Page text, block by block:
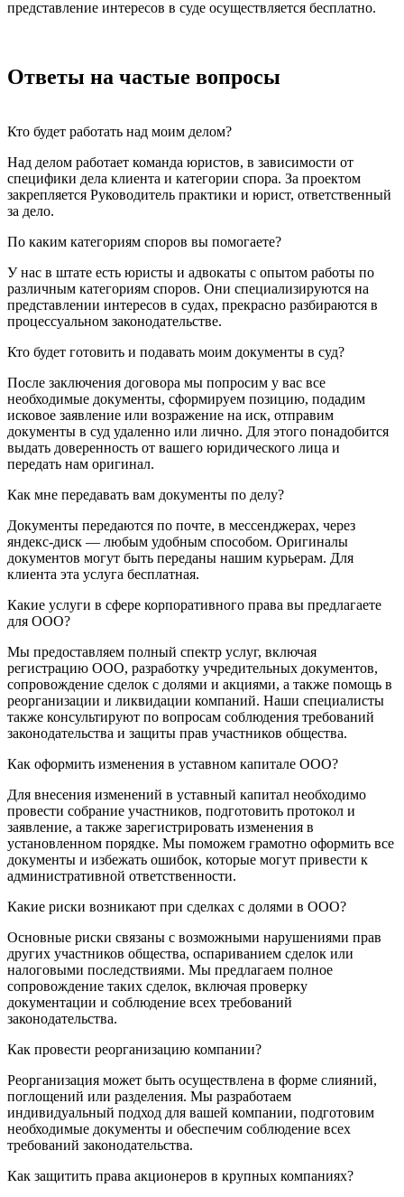
представление интересов в суде осуществляется бесплатно.
Ответы на частые вопросы
Кто будет работать над моим делом?
Над делом работает команда юристов, в зависимости от
специфики дела клиента и категории спора. За проектом
закрепляется Руководитель практики и юрист, ответственный
за дело.
По каким категориям споров вы помогаете?
У нас в штате есть юристы и адвокаты с опытом работы по
различным категориям споров. Они специализируются на
представлении интересов в судах, прекрасно разбираются в
процессуальном законодательстве.
Кто будет готовить и подавать моим документы в суд?
После заключения договора мы попросим у вас все
необходимые документы, сформируем позицию, подадим
исковое заявление или возражение на иск, отправим
документы в суд удаленно или лично. Для этого понадобится
выдать доверенность от вашего юридического лица и
передать нам оригинал.
Как мне передавать вам документы по делу?
Документы передаются по почте, в мессенджерах, через
яндекс-диск — любым удобным способом. Оригиналы
документов могут быть переданы нашим курьерам. Для
клиента эта услуга бесплатная.
Какие услуги в сфере корпоративного права вы предлагаете
для ООО?
Мы предоставляем полный спектр услуг, включая
регистрацию ООО, разработку учредительных документов,
сопровождение сделок с долями и акциями, а также помощь в
реорганизации и ликвидации компаний. Наши специалисты
также консультируют по вопросам соблюдения требований
законодательства и защиты прав участников общества.
Как оформить изменения в уставном капитале ООО?
Для внесения изменений в уставный капитал необходимо
провести собрание участников, подготовить протокол и
заявление, а также зарегистрировать изменения в
установленном порядке. Мы поможем грамотно оформить все
документы и избежать ошибок, которые могут привести к
административной ответственности.
Какие риски возникают при сделках с долями в ООО?
Основные риски связаны с возможными нарушениями прав
других участников общества, оспариванием сделок или
налоговыми последствиями. Мы предлагаем полное
сопровождение таких сделок, включая проверку
документации и соблюдение всех требований
законодательства.
Как провести реорганизацию компании?
Реорганизация может быть осуществлена в форме слияний,
поглощений или разделения. Мы разработаем
индивидуальный подход для вашей компании, подготовим
необходимые документы и обеспечим соблюдение всех
требований законодательства.
Как защитить права акционеров в крупных компаниях?